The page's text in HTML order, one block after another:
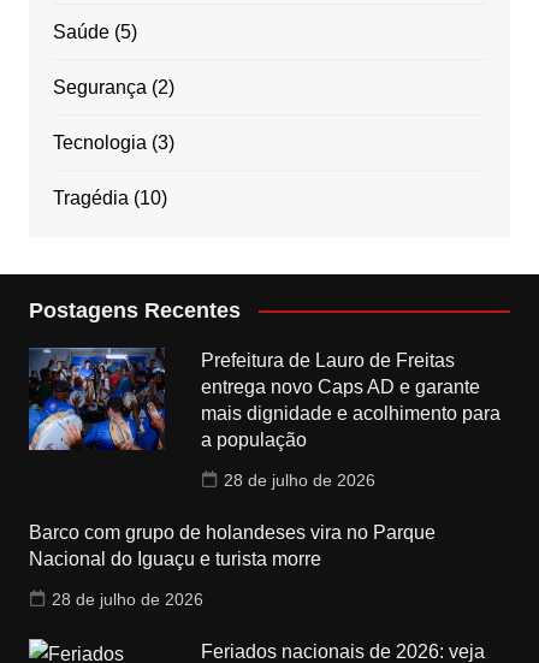
Saúde(5)
Segurança (2)
Tecnologia (3)
Tragédia (10)
Postagens Recentes
Prefeitura de Lauro de Freitas
entrega novo Caps AD e garante
mais dignidade e acolhimento para
a população
28 de julho de 2026
Barco com grupo de holandeses vira no Parque
Nacional do Iguaçu e turista morre
28 de julho de 2026
Feriados nacionais de 2026: veja